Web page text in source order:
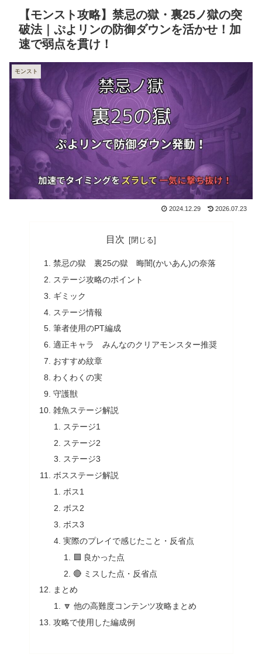
【モンスト攻略】禁忌の獄・裏25ノ獄の突
破法｜ぷよリンの防御ダウンを活かせ！加
速で弱点を貫け！
モンスト
2024.12.29 2026.07.23
目次
禁忌の獄 裏25の獄 晦闇(かいあん)の奈落
ステージ攻略のポイント
ギミック
ステージ情報
筆者使用のPT編成
適正キャラ みんなのクリアモンスター推奨
おすすめ紋章
わくわくの実
守護獣
雑魚ステージ解説
ステージ1
ステージ2
ステージ3
ボスステージ解説
ボス1
ボス2
ボス3
実際のプレイで感じたこと・反省点
🟩 良かった点
🔴 ミスした点・反省点
まとめ
🔽 他の高難度コンテンツ攻略まとめ
攻略で使用した編成例